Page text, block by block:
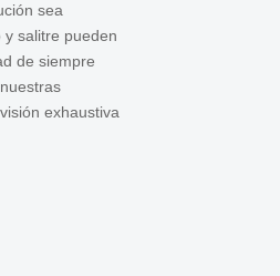
sea
salitre pueden
de siempre
exhaustiva